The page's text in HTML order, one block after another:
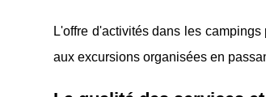
L'offre d'activités dans les
aux excursions organisées en